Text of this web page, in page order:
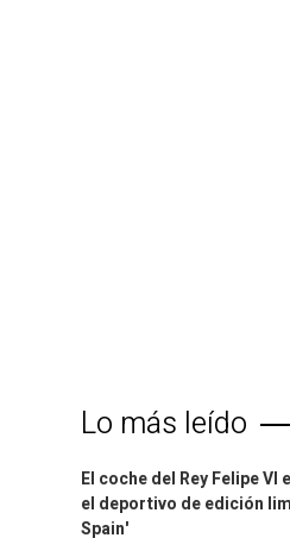
Lo más leído
El coche del Rey Felipe
el deportivo de edición
Spain'